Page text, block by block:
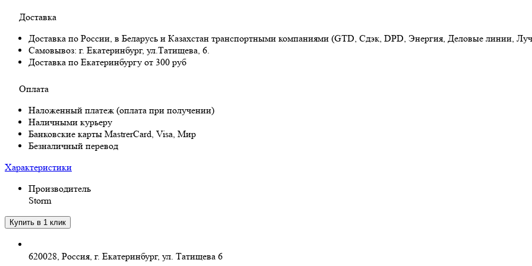
Доставка
Доставка по России, в Беларусь и Казахстан транспортными компаниями (GTD, Сдэк, DPD, Энергия, Деловые линии,
Самовывоз: г. Екатеринбург, ул.Татищева, 6.
Доставка по Екатеринбургу от 300 руб
Оплата
Наложенный платеж (оплата при получении)
Наличными курьеру
Банковские карты MastrerCard, Visa, Мир
Безналичный перевод
Характеристики
Производитель
Storm
620028, Россия, г. Екатеринбург, ул. Татищева 6